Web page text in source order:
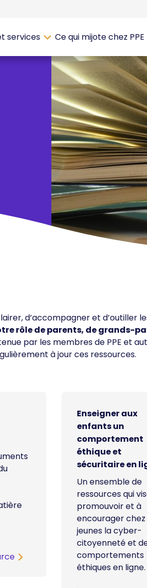
services Ce qui mijote chez PPE
d’accompagner et d’outiller
rôle de parents, de grands-
par les membres de PPE et
à jour ces ressources.
Enseigner aux
enfants un
comportement
éthique et
sécuritaire en
Un ensemble de
ressources qui
promouvoir et à
encourager chez
jeunes la cyber-
citoyenneté et
comportements
éthiques en ligne.